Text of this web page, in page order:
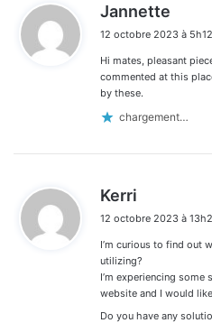
Jannette
t
:
12 octobre 2023 à 5h12
Hi mates, pleasant
commented at this
by these.
chargement…
Kerri
t
:
12 octobre 2023 à
I’m curious to find out
utilizing?
I’m experiencing
website and I would
Do you have any